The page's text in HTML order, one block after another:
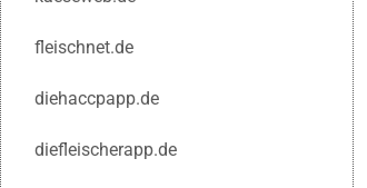
fleischnet.de
diehaccpapp.de
diefleischerapp.de